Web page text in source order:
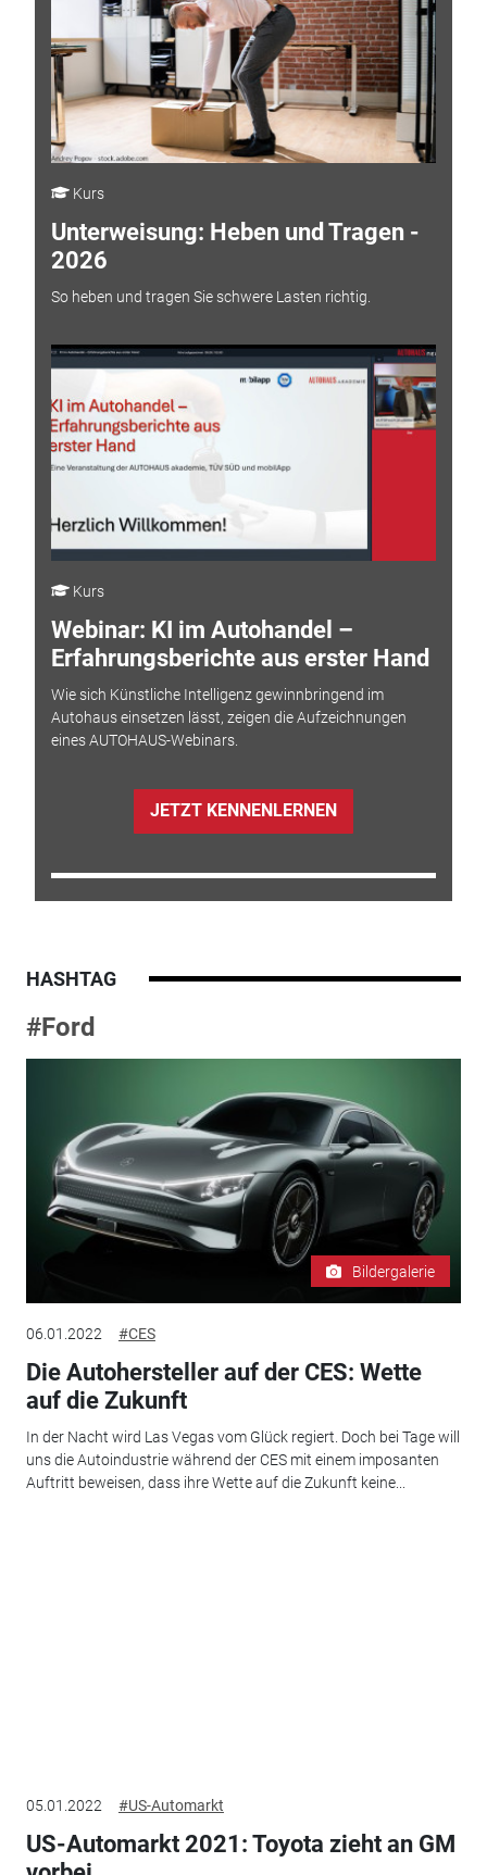
Kurs
Unterweisung: Heben und Tragen -
2026
So heben und tragen Sie schwere Lasten richtig.
Kurs
Webinar: KI im Autohandel –
Erfahrungsberichte aus erster Hand
Wie sich Künstliche Intelligenz gewinnbringend im
Autohaus einsetzen lässt, zeigen die Aufzeichnungen
eines AUTOHAUS-Webinars.
JETZT KENNENLERNEN
HASHTAG
#Ford
Bildergalerie
06.01.2022 #CES
Die Autohersteller auf der CES: Wette
auf die Zukunft
In der Nacht wird Las Vegas vom Glück regiert. Doch bei Tage will
uns die Autoindustrie während der CES mit einem imposanten
Auftritt beweisen, dass ihre Wette auf die Zukunft keine...
05.01.2022 #US-Automarkt
US-Automarkt 2021: Toyota zieht an GM